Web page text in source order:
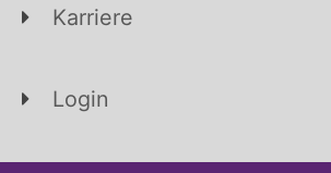
Karriere
Login